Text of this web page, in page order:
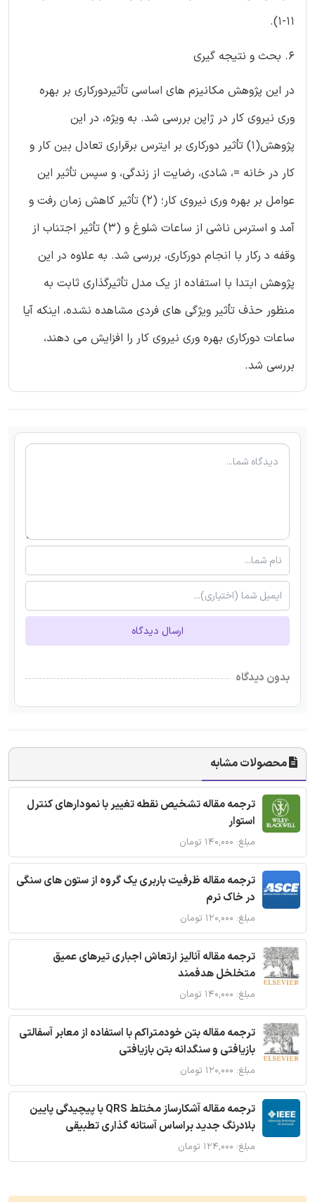
11-1).
6. بحث و نتیجه گیری
در این پژوهش مکانیزم های اساسی تأثیردورکاری بر بهره
وری نیروی کار در ژاپن بررسی شد. به ویژه، در این
پژوهش(1) تأثیر دورکاری بر ایترس برقراری تعادل بین کار و
کار در خانه =، شادی، رضایت از زندگی، و سپس تأثیر این
عوامل بر بهره وری نیروی کار؛ (2) تأثیر کاهش زمان رفت و
آمد و استرس ناشی از ساعات شلوغ و (3) تأثیر اجتناب از
وقفه د رکار با انجام دورکاری، بررسی شد. به علاوه در این
پژوهش ابتدا با استفاده از یک مدل تأثیرگذاری ثابت به
منظور حذف تأثیر ویژگی های فردی مشاهده نشده، اینکه آیا
ساعات دورکاری بهره وری نیروی کار را افزایش می دهند،
بررسی شد.
ارسال دیدگاه
بدون دیدگاه
محصولات مشابه
ترجمه مقاله تشخیص نقطه تغییر با نمودارهای کنترل
استوار
مبلغ: ۱۴۰,۰۰۰ تومان
ترجمه مقاله ظرفیت باربری یک گروه از ستون های سنگی
در خاک نرم
مبلغ: ۱۲۰,۰۰۰ تومان
ترجمه مقاله آنالیز ارتعاش اجباری تیرهای عمیق
متخلخل هدفمند
مبلغ: ۱۴۰,۰۰۰ تومان
ترجمه مقاله بتن خودمتراکم با استفاده از معابر آسفالتی
بازیافتی و سنگدانه بتن بازیافتی
مبلغ: ۱۲۰,۰۰۰ تومان
ترجمه مقاله آشکارساز مختلط QRS با پیچیدگی پایین
بلادرنگ جدید براساس آستانه گذاری تطبیقی
مبلغ: ۱۲۴,۰۰۰ تومان